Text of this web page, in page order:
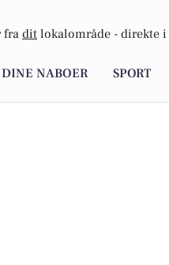
fra dit lokalområde - direkte
NABOER SPORT